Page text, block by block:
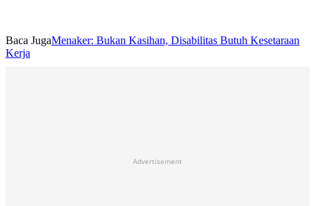
Baca JugaMenaker: Bukan Kasihan, Disabilitas Butuh Kesetaraan
Kerja
Advertisement